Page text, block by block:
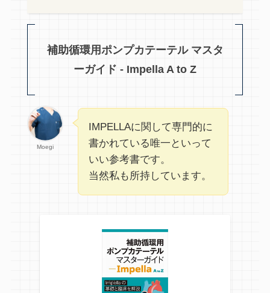
補助循環用ポンプカテーテル マスタ
ーガイド - Impella A to Z
Moegi
IMPELLAに関して専門的に
書かれている唯一といって
いい参考書です。
当然私も所持しています。